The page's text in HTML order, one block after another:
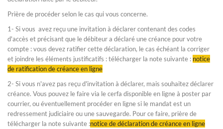
Prière de procéder selon le cas qui vous concerne.
1- Si vous avez reçu une invitation à déclarer contenant des codes
d'accès et précisant que le débiteur a déclaré une créance pour votre
compte : vous devez ratifier cette déclaration, le cas échéant la corriger
et joindre les éléments justificatifs : télécharger la note suivante : notice
de ratification de créance en ligne
2- Si vous n'avez pas reçu d'invitation à déclarer, mais souhaitez déclarer
créance. Vous pouvez le faire via le cerfa disponible en ligne à poster par
courrier, ou éventuellement procéder en ligne si le mandat est un
redressement judiciaire ou une sauvegarde. Pour ce faire, prière de
télécharger la note suivante :notice de déclaration de créance en ligne